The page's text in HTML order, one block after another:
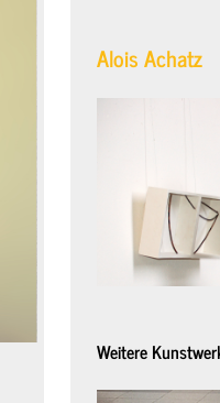
Alois Achatz
Weitere